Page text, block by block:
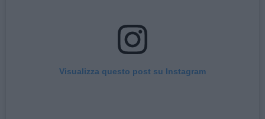
Visualizza questo post su Instagram